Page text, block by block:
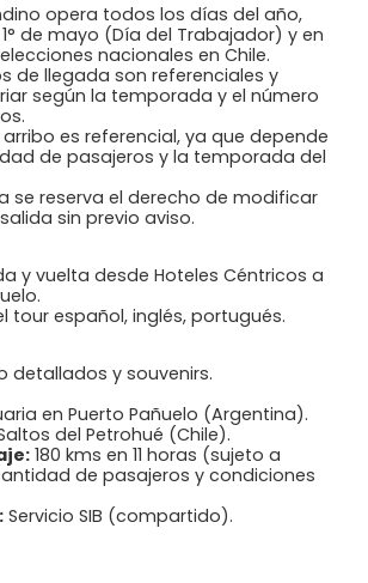
opera todos los días del año,
de mayo (Día del Trabajador) y en
nacionales en Chile.
de llegada son referenciales y
según la temporada y el número
es referencial, ya que depende
de pasajeros y la temporada del
se reserva el derecho de modificar
sin previo aviso.
y vuelta desde Hoteles Céntricos a
tour español, inglés, portugués.
detallados y souvenirs.
en Puerto Pañuelo (Argentina).
del Petrohué (Chile).
180 kms en 11 horas (sujeto a
de pasajeros y condiciones
Servicio SIB (compartido).